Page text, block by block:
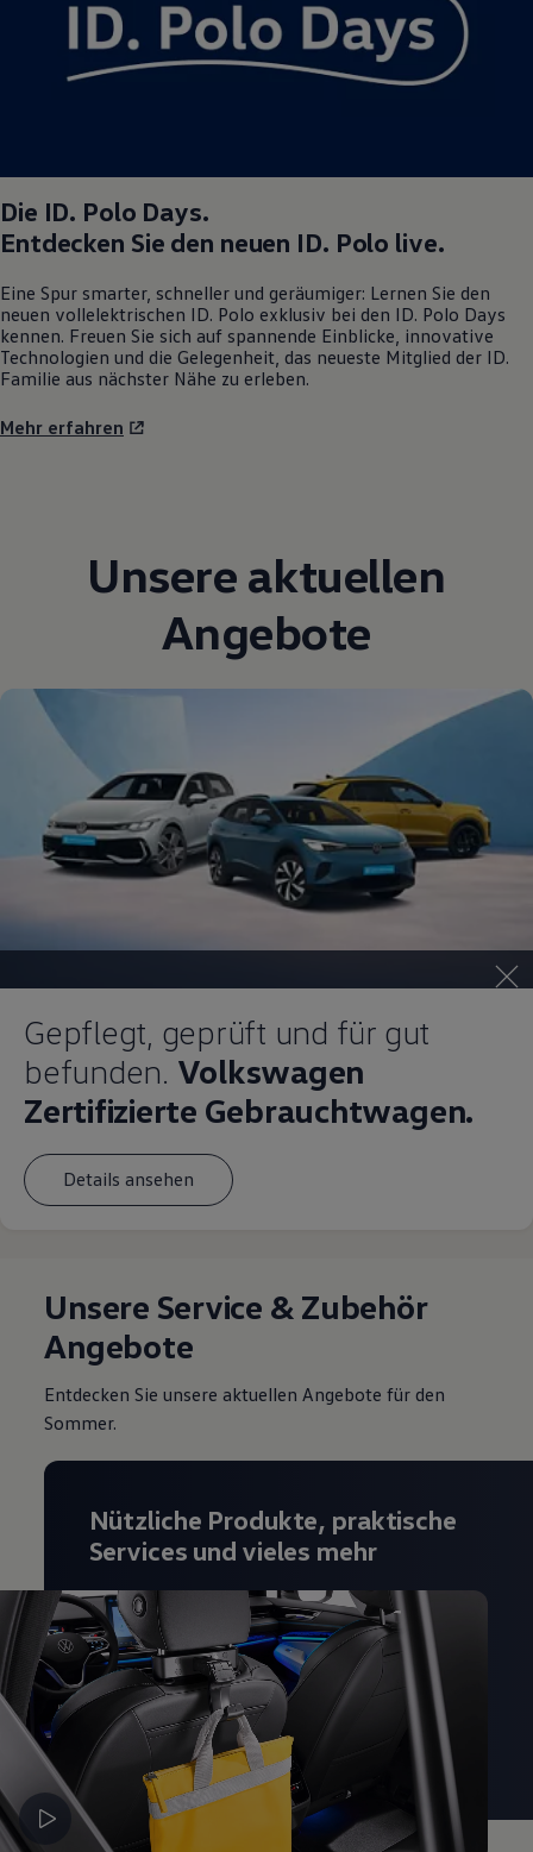
Die ID. Polo Days.
Entdecken Sie den neuen ID. Polo live.
Eine Spur smarter, schneller und geräumiger: Lernen Sie den
neuen vollelektrischen ID. Polo exklusiv bei den ID. Polo Days
kennen. Freuen Sie sich auf spannende Einblicke, innovative
Technologien und die Gelegenheit, das neueste Mitglied der ID.
Familie aus nächster Nähe zu erleben.
Mehr erfahren
Unsere aktuellen
Angebote
Gepflegt, geprüft und für gut
befunden. Volkswagen
Zertifizierte Gebrauchtwagen.
Details ansehen
Unsere Service & Zubehör
Angebote
Entdecken Sie unsere aktuellen Angebote für den
Sommer.
Nützliche Produkte, praktische
Services und vieles mehr